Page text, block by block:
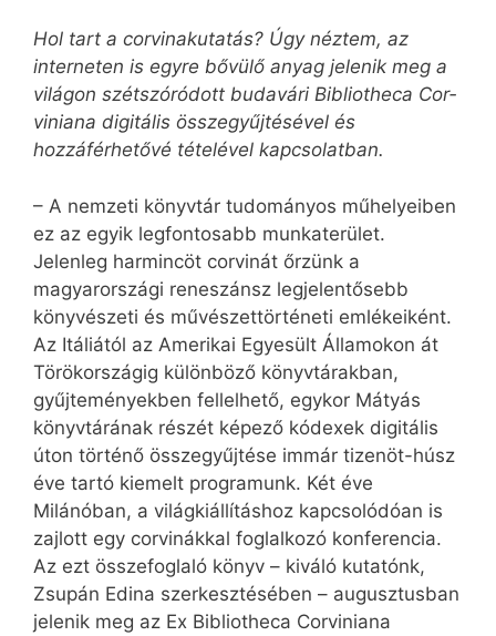
Hol tart a corvinakutatás? Úgy néztem, az
interneten is egyre bővülő anyag jelenik meg a
világon szétszóródott budavári Bibliotheca Cor­
vi­ni­ana digitális összegyűjtésével és
hozzáférhetővé tételével kapcsolatban.
– A nemzeti könyvtár tudományos műhelyeiben
ez az egyik legfontosabb munkaterület.
Jelenleg harmincöt corvinát őrzünk a
magyarországi reneszánsz legjelentősebb
könyvészeti és művészettörténeti emlékeiként.
Az Itáliától az Amerikai Egyesült Államokon át
Törökországig különböző könyvtárakban,
gyűjteményekben fellelhető, egykor Mátyás
könyvtárának részét képező kódexek digitális
úton történő összegyűjtése immár tizenöt-húsz
éve tartó kiemelt programunk. Két éve
Milánóban, a világkiállításhoz kapcsolódóan is
zajlott egy corvinákkal foglalkozó konferencia.
Az ezt összefoglaló könyv – kiváló kutatónk,
Zsupán Edina szerkesztésében – augusztusban
jelenik meg az Ex Bibliotheca Corviniana